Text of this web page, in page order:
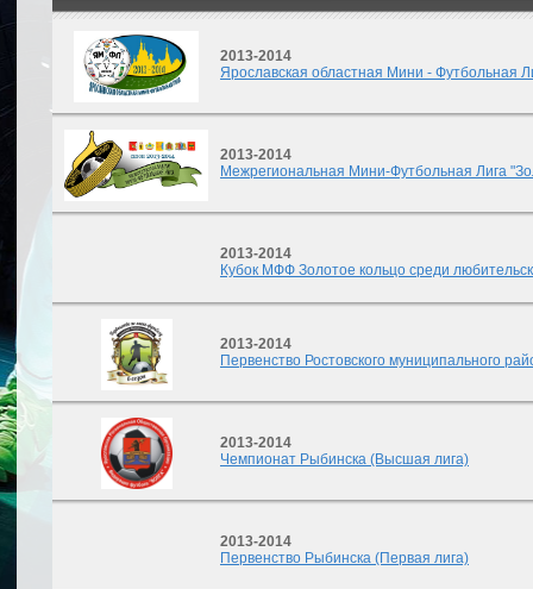
2013-2014
Ярославская областная Мини - Футбольная
2013-2014
Межрегиональная Мини-Футбольная Лига
2013-2014
Кубок МФФ Золотое кольцо среди
2013-2014
Первенство Ростовского муниципального
2013-2014
Чемпионат Рыбинска (Высшая лига)
2013-2014
Первенство Рыбинска (Первая лига)